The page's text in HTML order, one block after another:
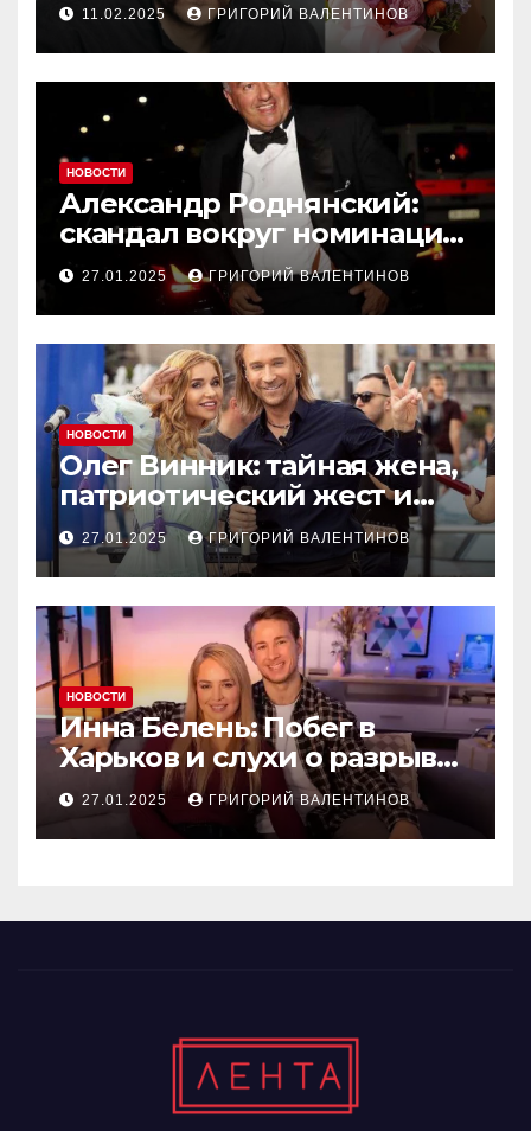
Песковой
11.02.2025 ГРИГОРИЙ ВАЛЕНТИНОВ
НОВОСТИ
Александр Роднянский:
скандал вокруг номинации
российского актера на
Оскар
27.01.2025 ГРИГОРИЙ ВАЛЕНТИНОВ
НОВОСТИ
Олег Винник: тайная жена,
патриотический жест и
новый концерт в Чехии
27.01.2025 ГРИГОРИЙ ВАЛЕНТИНОВ
НОВОСТИ
Инна Белень: Побег в
Харьков и слухи о разрыве
с Александром Терёном
27.01.2025 ГРИГОРИЙ ВАЛЕНТИНОВ